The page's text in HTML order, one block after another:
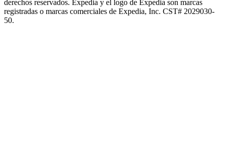
derechos reservados. Expedia y el logo de Expedia son marcas
registradas o marcas comerciales de Expedia, Inc. CST# 2029030-
50.